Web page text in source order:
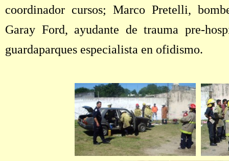
coordinador cursos; Marco Pretelli,
Garay Ford, ayudante de trauma pre-
guardaparques especialista en ofidismo.